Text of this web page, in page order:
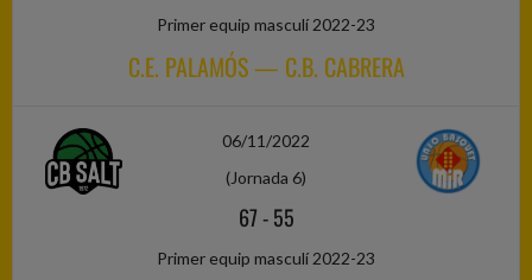
Primer equip masculí 2022-23
C.E. PALAMÓS — C.B. CABRERA
06/11/2022
(Jornada 6)
67-55
Primer equip masculí 2022-23